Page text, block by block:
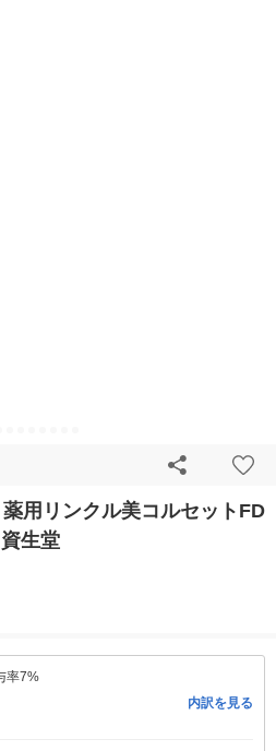
用リンクル美コルセットFD
生堂
率7%
内訳を見る